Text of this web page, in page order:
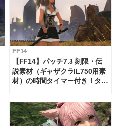
FF14
【FF14】パッチ7.3 刻限・伝
説素材（ギャザクラIL750用素
材）の時間タイマー付き！タイ